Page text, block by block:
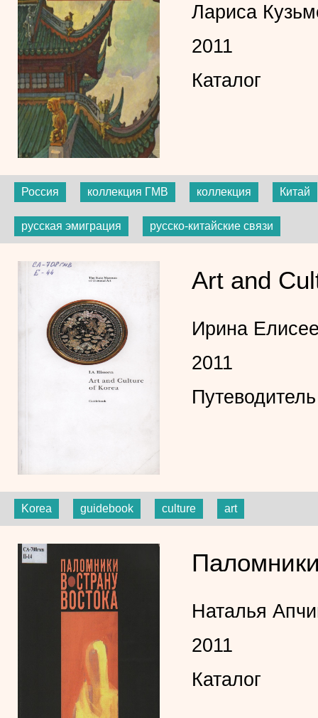
Лариса
2011
Каталог
Россия коллекция ГМВ коллекция Китай
русская эмиграция русско-китайские связи
Art and
Ирина
2011
Путеводитель
Korea guidebook culture art
Наталья
2011
Каталог